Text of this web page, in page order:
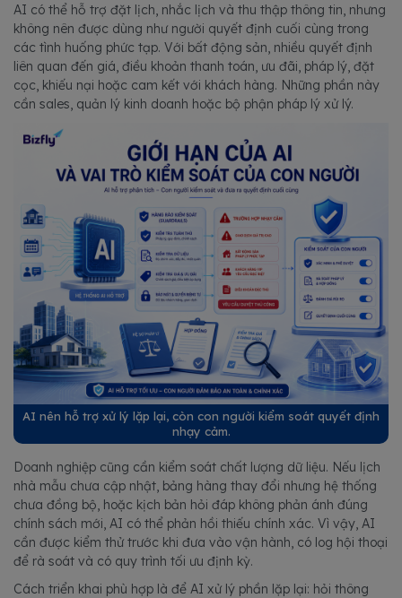
AI có thể hỗ trợ đặt lịch, nhắc lịch và thu thập thông tin, nhưng
không nên được dùng như người quyết định cuối cùng trong
các tình huống phức tạp. Với bất động sản, nhiều quyết định
liên quan đến giá, điều khoản thanh toán, ưu đãi, pháp lý, đặt
cọc, khiếu nại hoặc cam kết với khách hàng. Những phần này
cần sales, quản lý kinh doanh hoặc bộ phận pháp lý xử lý.
AI nên hỗ trợ xử lý lặp lại, còn con người kiểm soát quyết định
nhạy cảm.
Doanh nghiệp cũng cần kiểm soát chất lượng dữ liệu. Nếu lịch
nhà mẫu chưa cập nhật, bảng hàng thay đổi nhưng hệ thống
chưa đồng bộ, hoặc kịch bản hỏi đáp không phản ánh đúng
chính sách mới, AI có thể phản hồi thiếu chính xác. Vì vậy, AI
cần được kiểm thử trước khi đưa vào vận hành, có log hội thoại
để rà soát và có quy trình tối ưu định kỳ.
Cách triển khai phù hợp là để AI xử lý phần lặp lại: hỏi thông